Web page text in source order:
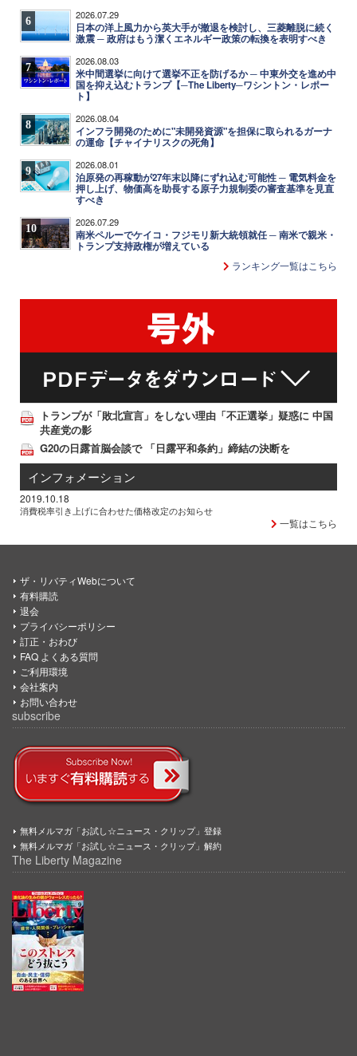
6 2026.07.29
日本の洋上風力から英大手が撤退を検討し、三菱離脱に続く
激震 ─ 政府はもう潔くエネルギー政策の転換を表明すべき
7 2026.08.03
米中間選挙に向けて選挙不正を防げるか ─ 中東外交を進め中
国を抑え込むトランプ【─The Liberty─ワシントン・レポー
ト】
8 2026.08.04
インフラ開発のために"未開発資源"を担保に取られるガーナ
の運命【チャイナリスクの死角】
9 2026.08.01
泊原発の再稼動が27年末以降にずれ込む可能性 ─ 電気料金を
押し上げ、物価高を助長する原子力規制委の審査基準を見直
すべき
10 2026.07.29
南米ペルーでケイコ・フジモリ新大統領就任 ─ 南米で親米・
トランプ支持政権が増えている
ランキング一覧はこちら
トランプが「敗北宣言」をしない理由「不正選挙」疑惑に 中国
共産党の影
G20の日露首脳会談で 「日露平和条約」締結の決断を
インフォメーション
2019.10.18
消費税率引き上げに合わせた価格改定のお知らせ
一覧はこちら
ザ・リバティWebについて
有料購読
退会
プライバシーポリシー
訂正・おわび
FAQ よくある質問
ご利用環境
会社案内
お問い合わせ
subscribe
無料メルマガ「お試し☆ニュース・クリップ」登録
無料メルマガ「お試し☆ニュース・クリップ」解約
The Liberty Magazine